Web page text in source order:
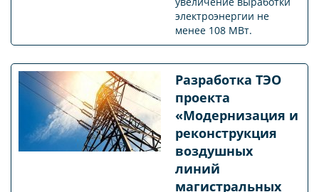
электроэнергии не
менее 108 МВт.
Разработка ТЭО
проекта
«Модернизация и
реконструкция
воздушных
линий
магистральных